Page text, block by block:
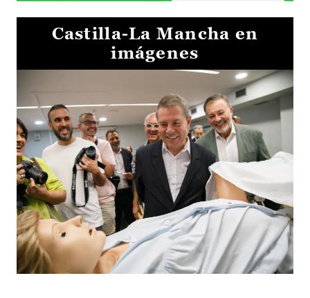
Castilla-La Mancha en
imágenes